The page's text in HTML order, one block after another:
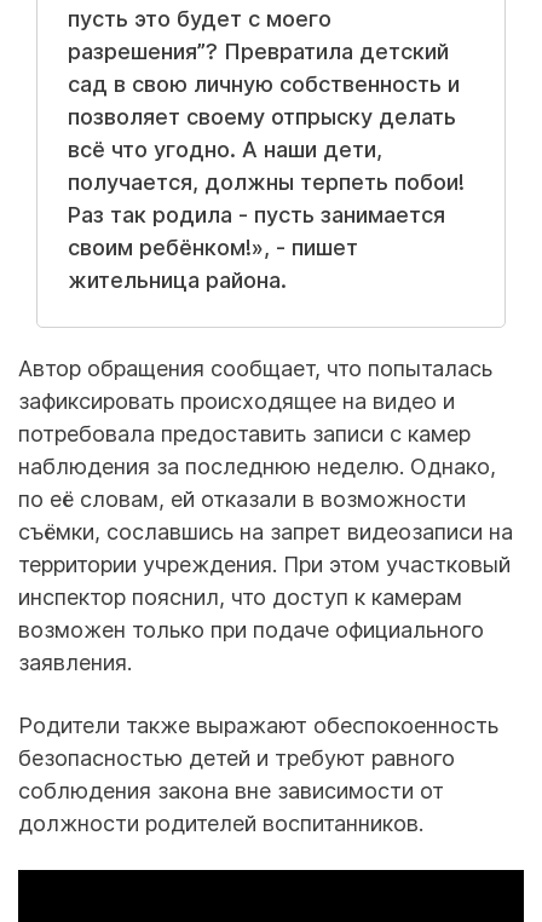
пусть это будет с моего
разрешения”? Превратила детский
сад в свою личную собственность и
позволяет своему отпрыску делать
всё что угодно. А наши дети,
получается, должны терпеть побои!
Раз так родила - пусть занимается
своим ребёнком!», - пишет
жительница района.
Автор обращения сообщает, что попыталась
зафиксировать происходящее на видео и
потребовала предоставить записи с камер
наблюдения за последнюю неделю. Однако,
по её словам, ей отказали в возможности
съёмки, сославшись на запрет видеозаписи на
территории учреждения. При этом участковый
инспектор пояснил, что доступ к камерам
возможен только при подаче официального
заявления.
Родители также выражают обеспокоенность
безопасностью детей и требуют равного
соблюдения закона вне зависимости от
должности родителей воспитанников.